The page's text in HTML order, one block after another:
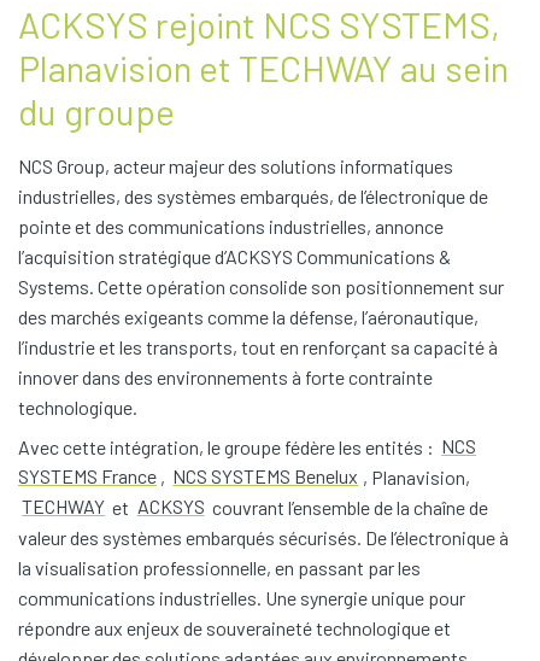
ACKSYS rejoint NCS SYSTEMS,
Planavision et TECHWAY au sein
du groupe
NCS Group, acteur majeur des solutions informatiques
industrielles, des systèmes embarqués, de l’électronique de
pointe et des communications industrielles, annonce
l’acquisition stratégique d’ACKSYS Communications &
Systems. Cette opération consolide son positionnement sur
des marchés exigeants comme la défense, l’aéronautique,
l’industrie et les transports, tout en renforçant sa capacité à
innover dans des environnements à forte contrainte
technologique.
Avec cette intégration, le groupe fédère les entités : NCS
SYSTEMS France , NCS SYSTEMS Benelux , Planavision,
TECHWAY et ACKSYS couvrant l’ensemble de la chaîne de
valeur des systèmes embarqués sécurisés. De l’électronique à
la visualisation professionnelle, en passant par les
communications industrielles. Une synergie unique pour
répondre aux enjeux de souveraineté technologique et